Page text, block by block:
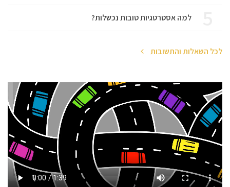
למה אסטרטגיות טובות נכשלות?
לכל השאלות והתשובות